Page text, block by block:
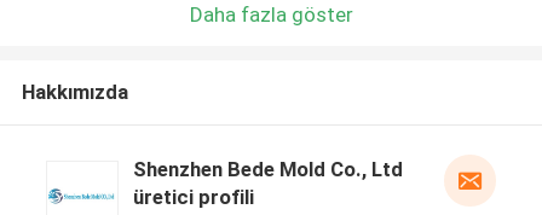
Daha fazla göster
Hakkımızda
Shenzhen Bede Mold Co., Ltd
üretici profili